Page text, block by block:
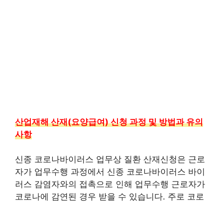
산업재해 산재(요양급여) 신청 과정 및 방법과 유의
사항
신종 코로나바이러스 업무상 질환 산재신청은 근로
자가 업무수행 과정에서 신종 코로나바이러스 바이
러스 감염자와의 접촉으로 인해 업무수행 근로자가
코로나에 감연된 경우 받을 수 있습니다. 주로 코로